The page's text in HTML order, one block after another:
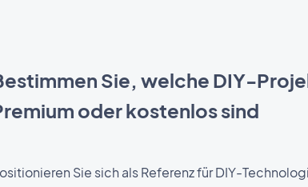
Sie, welche DIY-
oder kostenlos sind
Sie sich als Referenz für DIY-